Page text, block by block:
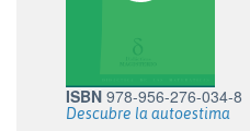
ISBN 978-956-276-034-8
Descubre la autoestima